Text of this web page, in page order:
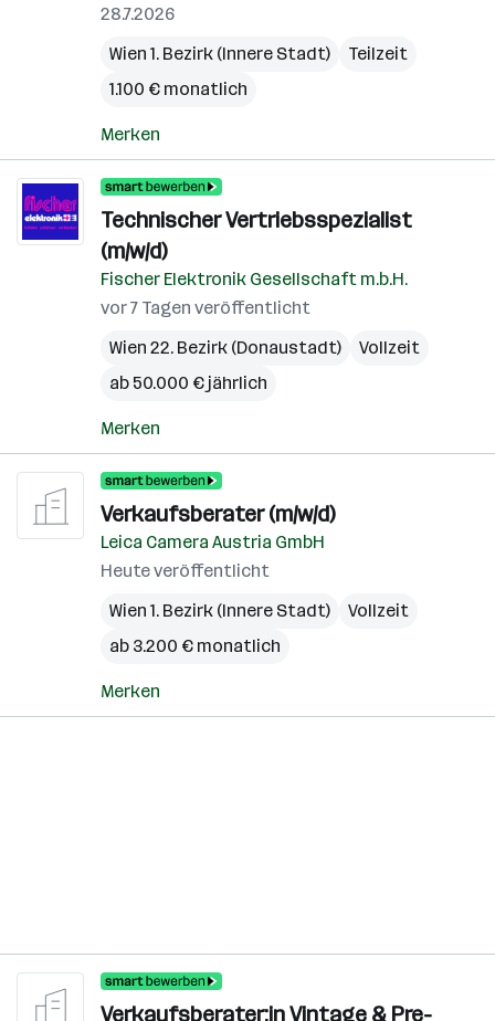
28.7.2026
Wien 1. Bezirk (Innere Stadt)
Teilzeit
1.100 € monatlich
Merken
Technischer Vertriebsspezialist
(m/w/d)
Fischer Elektronik Gesellschaft m.b.H.
vor 7 Tagen veröffentlicht
Wien 22. Bezirk (Donaustadt)
Vollzeit
ab 50.000 € jährlich
Merken
Verkaufsberater (m/w/d)
Leica Camera Austria GmbH
Heute veröffentlicht
Wien 1. Bezirk (Innere Stadt)
Vollzeit
ab 3.200 € monatlich
Merken
Verkaufsberater:in Vintage & Pre-